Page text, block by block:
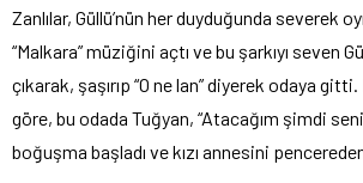
Zanlılar, Güllü’nün her duyduğunda severek
“Malkara” müziğini açtı ve bu şarkıyı seven
çıkarak, şaşırıp “O ne lan” diyerek odaya
göre, bu odada Tuğyan, “Atacağım şimdi
boğuşma başladı ve kızı annesini